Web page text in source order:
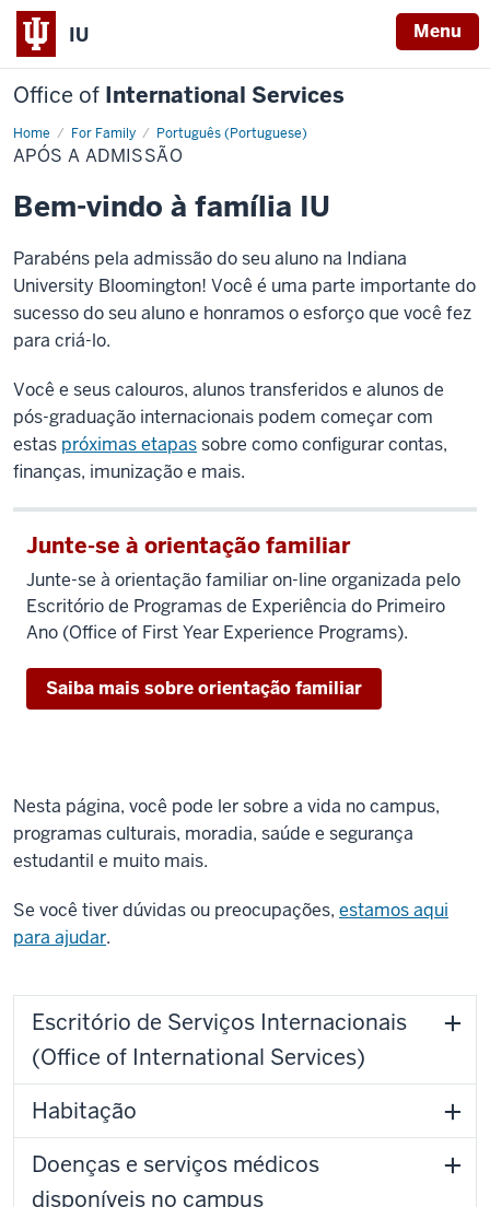
IU Menu
Office of International Services
Home For Family Português (Portuguese)
Após
a
admissão
APÓS A ADMISSÃO
Bem-vindo à família IU
Parabéns pela admissão do seu aluno na Indiana
University Bloomington! Você é uma parte importante do
sucesso do seu aluno e honramos o esforço que você fez
para criá-lo.
Você e seus calouros, alunos transferidos e alunos de
pós-graduação internacionais podem começar com
estas próximas etapassobre como configurar contas,
finanças, imunização e mais.
Junte-se à orientação familiar
Junte-se à orientação familiar on-line organizada pelo
Escritório de Programas de Experiência do Primeiro
Ano (Office of First Year Experience Programs).
Saiba mais sobre orientação familiar
Nesta página, você pode ler sobre a vida no campus,
programas culturais, moradia, saúde e segurança
estudantil e muito mais.
Se você tiver dúvidas ou preocupações, estamos aqui
para ajudar.
Escritório de Serviços Internacionais
(Office of International Services)
Habitação
Doenças e serviços médicos
disponíveis no campus